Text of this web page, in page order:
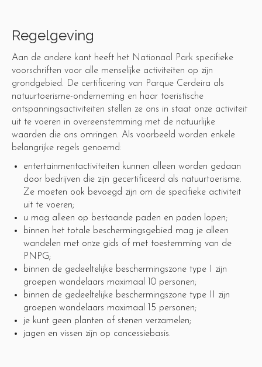
Regelgeving
Aan de andere kant heeft het Nationaal Park specifieke
voorschriften voor alle menselijke activiteiten op zijn
grondgebied. De certificering van Parque Cerdeira als
natuurtoerisme-onderneming en haar toeristische
ontspanningsactiviteiten stellen ze ons in staat onze activiteit
uit te voeren in overeenstemming met de natuurlijke
waarden die ons omringen. Als voorbeeld worden enkele
belangrijke regels genoemd:
entertainmentactiviteiten kunnen alleen worden gedaan
door bedrijven die zijn gecertificeerd als natuurtoerisme.
Ze moeten ook bevoegd zijn om de specifieke activiteit
uit te voeren;
u mag alleen op bestaande paden en paden lopen;
binnen het totale beschermingsgebied mag je alleen
wandelen met onze gids of met toestemming van de
PNPG;
binnen de gedeeltelijke beschermingszone type I zijn
groepen wandelaars maximaal 10 personen;
binnen de gedeeltelijke beschermingszone type II zijn
groepen wandelaars maximaal 15 personen;
je kunt geen planten of stenen verzamelen;
jagen en vissen zijn op concessiebasis.